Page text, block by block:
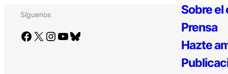
Síguenos
Facebook X Instagram YouTube Bluesky
Sobre el
Prensa
Hazte